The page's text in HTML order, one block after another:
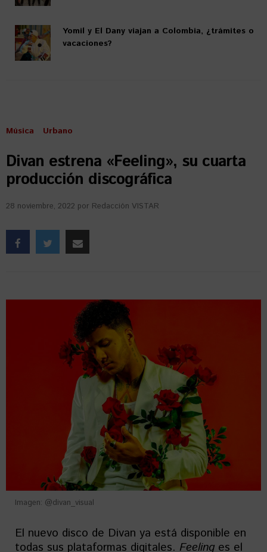
Yomil y El Dany viajan a Colombia, ¿trámites o
vacaciones?
Música Urbano
Divan estrena «Feeling», su cuarta
producción discográfica
28 noviembre, 2022 por Redacción VISTAR
Imagen: @divan_visual
El nuevo disco de Divan ya está disponible en
todas sus plataformas digitales. Feeling es el